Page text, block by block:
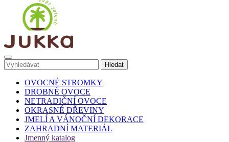
OVOCNÉ STROMKY
DROBNÉ OVOCE
NETRADIČNÍ OVOCE
OKRASNÉ DŘEVINY
JMELÍ A VÁNOČNÍ DEKORACE
ZAHRADNÍ MATERIÁL
Jmenný katalog